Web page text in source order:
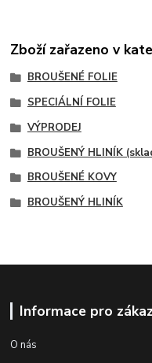
Zboží zařazeno v
BROUŠENÉ FOLIE
SPECIÁLNÍ FOLIE
VÝPRODEJ
BROUŠENÝ HLINÍK
BROUŠENÉ KOVY
BROUŠENÝ HLINÍK
Informace pro
O nás